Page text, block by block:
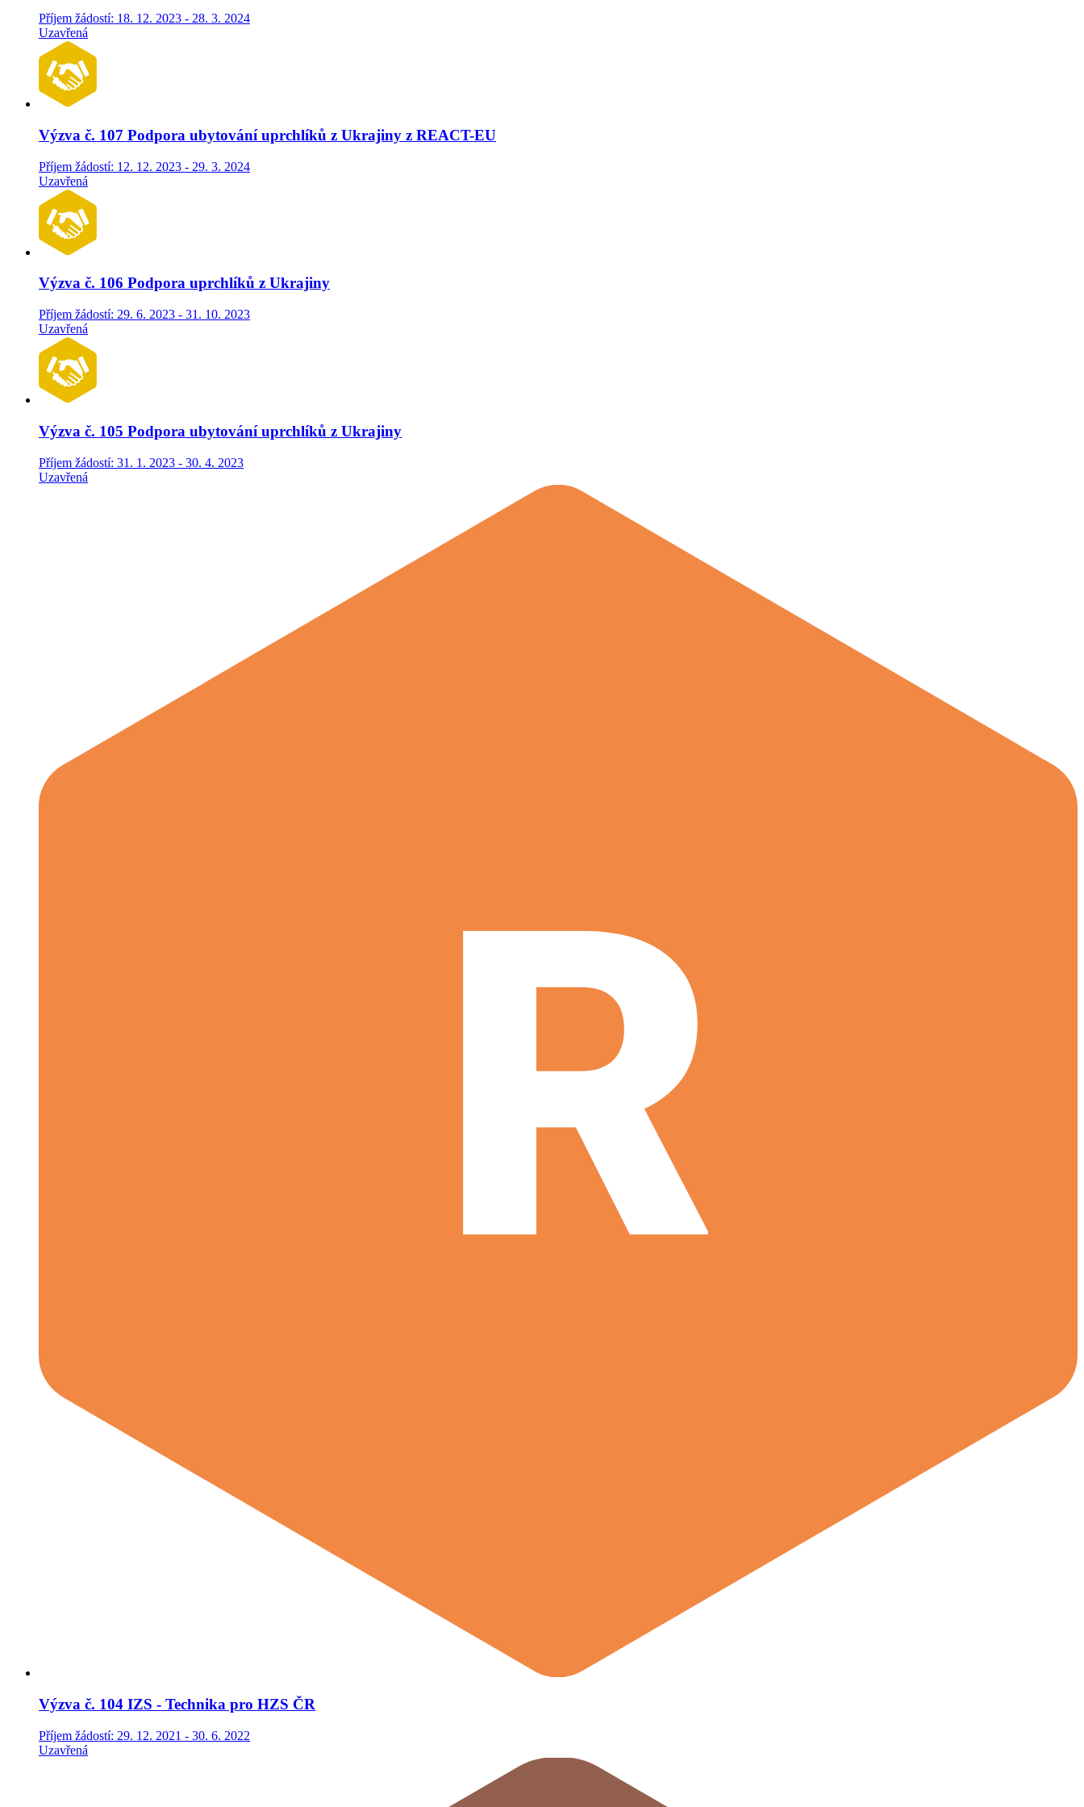
Příjem žádostí: 18. 12. 2023 - 28. 3. 2024
Uzavřená
Výzva č. 107 Podpora ubytování uprchlíků z Ukrajiny z REACT-EU
Příjem žádostí: 12. 12. 2023 - 29. 3. 2024
Uzavřená
Výzva č. 106 Podpora uprchlíků z Ukrajiny
Příjem žádostí: 29. 6. 2023 - 31. 10. 2023
Uzavřená
Výzva č. 105 Podpora ubytování uprchlíků z Ukrajiny
Příjem žádostí: 31. 1. 2023 - 30. 4. 2023
Uzavřená
Výzva č. 104 IZS - Technika pro HZS ČR
Příjem žádostí: 29. 12. 2021 - 30. 6. 2022
Uzavřená